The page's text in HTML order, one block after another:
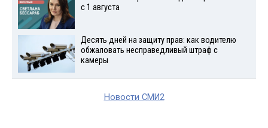
с 1 августа
Десять дней на защиту прав: как водителю
обжаловать несправедливый штраф с
камеры
Новости СМИ2